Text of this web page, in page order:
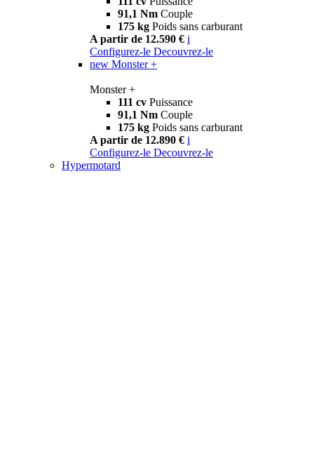
91,1 Nm Couple
175 kg Poids sans carburant
A partir de 12.590 € i
Configurez-le Decouvrez-le
new Monster +
Monster +
111 cv Puissance
91,1 Nm Couple
175 kg Poids sans carburant
A partir de 12.890 € i
Configurez-le Decouvrez-le
Hypermotard